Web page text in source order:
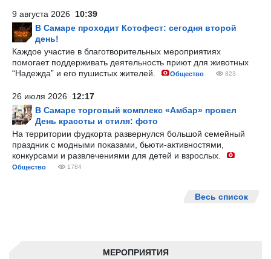
МЕРОПРИЯТИЯ
9 августа 2026 10:39
В Самаре проходит Котофест: сегодня второй
день!
Каждое участие в благотворительных мероприятиях
помогает поддерживать деятельность приют для животных
“Надежда” и его пушистых жителей.
Общество 823
26 июля 2026 12:17
В Самаре торговый комплекс «Амбар» провел
День красоты и стиля: фото
На территории фудкорта развернулся большой семейный
праздник с модными показами, бьюти-активностями,
конкурсами и развлечениями для детей и взрослых.
Общество 1784
Весь список